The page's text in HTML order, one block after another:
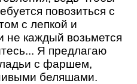
повозиться с
с лепкой и
не каждый возьмется
Я предлагаю
с фаршем,
беляшами.